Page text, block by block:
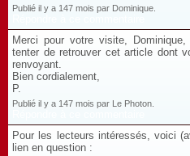
Publié il y a 147 mois par Dominique.
Merci pour votre visite,
tenter de retrouver cet article dont
renvoyant.
Bien cordialement,
P.
Publié il y a 147 mois par Le Photon.
Pour les lecteurs intéressés, voici
lien en question :